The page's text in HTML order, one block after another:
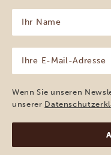
Name
(erforderlich)
Mail-
Adresse
(erforderlich)
Wenn Sie unseren
unserer